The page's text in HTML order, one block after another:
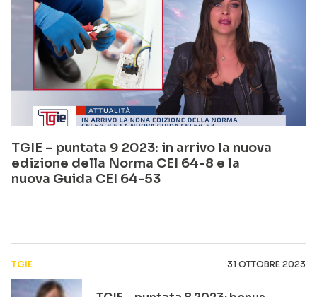
TGIE – puntata 9 2023: in arrivo la nuova
edizione della Norma CEI 64-8 e la
nuova Guida CEI 64-53
TGIE 31 OTTOBRE 2023